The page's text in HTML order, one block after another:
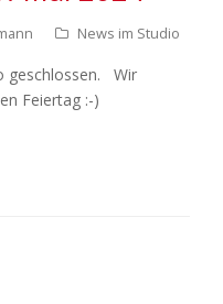
News im Studio
geschlossen. Wir
Feiertag :-)